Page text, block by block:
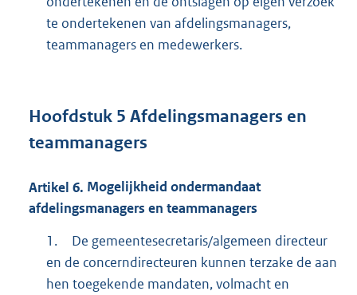
te ondertekenen van afdelingsmanagers,
teammanagers en medewerkers.
Hoofdstuk 5 Afdelingsmanagers en
teammanagers
Artikel 6. Mogelijkheid ondermandaat
afdelingsmanagers en teammanagers
1.
De gemeentesecretaris/algemeen directeur
en de concerndirecteuren kunnen terzake de aan
hen toegekende mandaten, volmacht en